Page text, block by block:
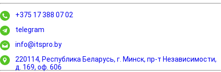
+375 17 388 07 02
telegram
info@itspro.by
220114, Республика Беларусь, г. Минск, пр-т Независимости,
д. 169, оф. 606